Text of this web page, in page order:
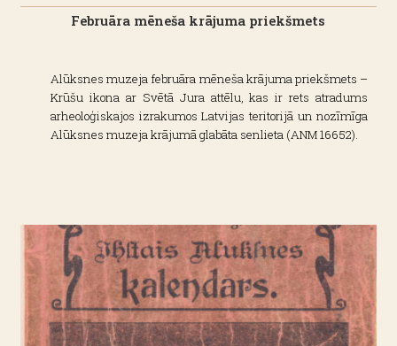
Februāra mēneša krājuma priekšmets
Alūksnes muzeja februāra mēneša krājuma priekšmets –
Krūšu ikona ar Svētā Jura attēlu, kas ir rets atradums
arheoloģiskajos izrakumos Latvijas teritorijā un nozīmīga
Alūksnes muzeja krājumā glabāta senlieta (ANM 16652).